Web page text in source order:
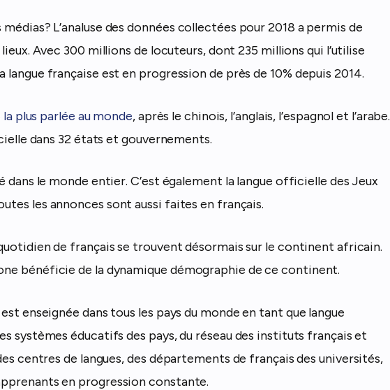
L’analuse des données collectées pour 2018 a permis de
Avec 300 millions de locuteurs, dont 235 millions qui l’utilise
française est en progression de près de 10% depuis 2014.
plus parlée au monde, après le chinois, l’anglais, l’espagnol et l’arabe.
dans 32 états et gouvernements.
dans le monde entier. C’est également la langue officielle des Jeux
les annonces sont aussi faites en français.
de français se trouvent désormais sur le continent africain.
bénéficie de la dynamique démographie de ce continent.
enseignée dans tous les pays du monde en tant que langue
systèmes éducatifs des pays, du réseau des instituts français et
centres de langues, des départements de français des universités,
en progression constante.